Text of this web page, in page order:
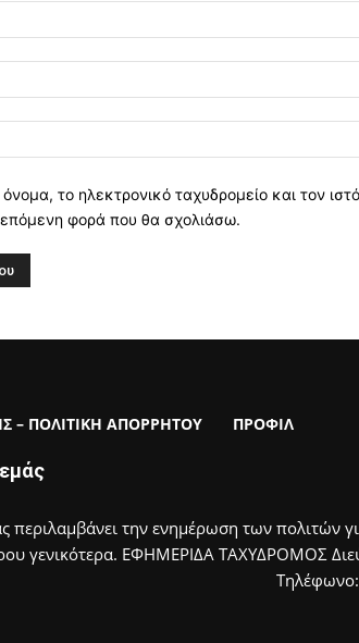
το ηλεκτρονικό ταχυδρομείο και τον
επόμενη φορά που θα σχολιάσω.
– ΠΟΛΙΤΙΚΗ ΑΠΟΡΡΗΤΟΥ ΠΡΟΦΙΛ
περιλαμβάνει την ενημέρωση των πολιτών
γενικότερα. ΕΦΗΜΕΡΙΔΑ ΤΑΧΥΔΡΟΜΟΣ